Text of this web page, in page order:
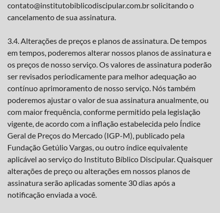
contato@institutobiblicodiscipular.com.br solicitando o
cancelamento de sua assinatura.
3.4. Alterações de preços e planos de assinatura. De tempos
em tempos, poderemos alterar nossos planos de assinatura e
os preços de nosso serviço. Os valores de assinatura poderão
ser revisados periodicamente para melhor adequação ao
contínuo aprimoramento de nosso serviço. Nós também
poderemos ajustar o valor de sua assinatura anualmente, ou
com maior frequência, conforme permitido pela legislação
vigente, de acordo com a inflação estabelecida pelo Índice
Geral de Preços do Mercado (IGP-M), publicado pela
Fundação Getúlio Vargas, ou outro índice equivalente
aplicável ao serviço do Instituto Bíblico Discipular. Quaisquer
alterações de preço ou alterações em nossos planos de
assinatura serão aplicadas somente 30 dias após a
notificação enviada a você.